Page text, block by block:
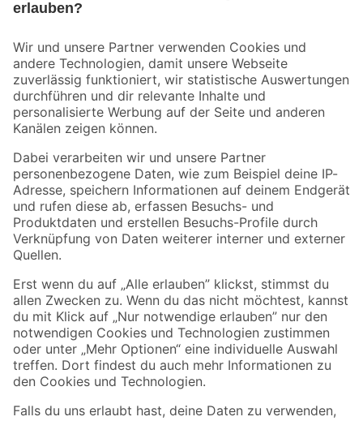
Der toom Newsletter: Keine Angebote und Aktionen mehr verpassen!
Zur Newsletter Anmeldung
Folge uns
Zahlungsarten Versandarten
Sicher einkaufen
Jetzt die toom-App herunterladen